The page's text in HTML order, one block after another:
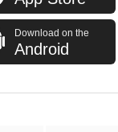
Download on the
Android